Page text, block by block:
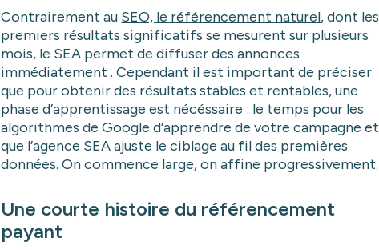
Contrairement au SEO, le référencement naturel, dont les
premiers résultats significatifs se mesurent sur plusieurs
mois, le SEA permet de diffuser des annonces
immédiatement . Cependant il est important de préciser
que pour obtenir des résultats stables et rentables, une
phase d’apprentissage est nécéssaire : le temps pour les
algorithmes de Google d’apprendre de votre campagne et
que l’agence SEA ajuste le ciblage au fil des premières
données. On commence large, on affine progressivement.
Une courte histoire du référencement
payant